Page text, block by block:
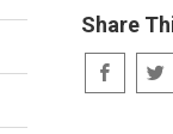
Share